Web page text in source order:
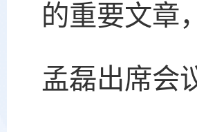
的重要文章
孟磊出席会